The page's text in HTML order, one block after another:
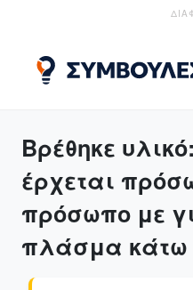
Βρέθηκε
έρχεται
πρόσωπο με
πλάσμα κάτω